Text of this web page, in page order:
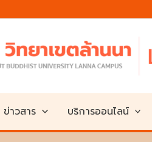
ข่าวสาร บริการออนไลน์